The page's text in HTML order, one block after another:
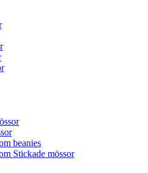
beanies
Stickade mössor